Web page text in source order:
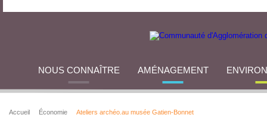
NOUS CONNAÎTRE AMÉNAGEMENT
Accueil Économie Ateliers archéo.au musée Gatien-Bonnet